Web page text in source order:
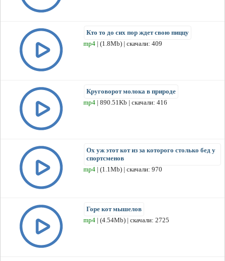
Кто то до сих пор ждет свою пиццу
mp4 | (1.8Mb) | скачали: 409
Круговорот молока в природе
mp4 | 890.51Kb | скачали: 416
Ох уж этот кот из за которого столько бед у
спортсменов
mp4 | (1.1Mb) | скачали: 970
Горе кот мышелов
mp4 | (4.54Mb) | скачали: 2725